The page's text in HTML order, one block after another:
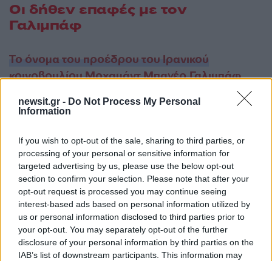
newsit.gr - Do Not Process My Personal
Information
If you wish to opt-out of the sale, sharing to third parties, or
processing of your personal or sensitive information for
targeted advertising by us, please use the below opt-out
section to confirm your selection. Please note that after your
opt-out request is processed you may continue seeing
interest-based ads based on personal information utilized by
us or personal information disclosed to third parties prior to
your opt-out. You may separately opt-out of the further
disclosure of your personal information by third parties on the
IAB’s list of downstream participants. This information may
Οι δήθεν επαφές με τον
Γαλιμπάφ
Το όνομα του προέδρου του Ιρανικού
κοινοβουλίου Μοχαμάντ Μπαγέρ Γαλιμπάφ
μετά τις δηλώσεις του
Ντόναλντ Τραμπ πως συζητά με υψηλόβαθμο
Χαμενεϊ.
Μάλιστα υψηλόβαθμος Ιρανός αξιωματούχος με
δηλώσεις στο Reuters τόνισε πως οι ΗΠΑ
ζήτησαν μια συνάντηση μαζί του, ωστόσο η
Τεχεράνη δεν έχει ακόμη απαντήσει σε αυτό το
αίτημα.